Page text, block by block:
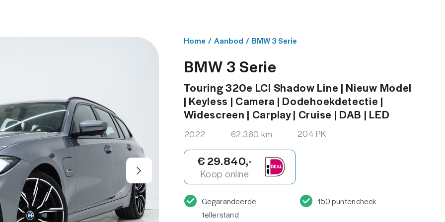
Home / Aanbod / BMW 3 Serie
BMW 3 Serie
Touring 320e LCI Shadow Line | Nieuw Model
| Keyless | Camera | Dodehoekdetectie |
Widescreen | Carplay | Cruise | DAB | LED
2022 62.360 km 204 PK
€ 29.840,-
Koop online
Gegarandeerde
tellerstand
150 puntencheck